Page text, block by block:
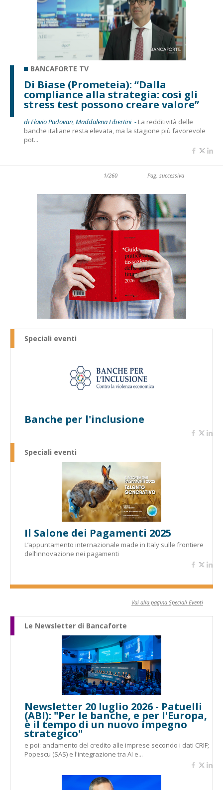
BANCAFORTE TV
Di Biase (Prometeia): “Dalla
compliance alla strategia: così gli
stress test possono creare valore”
di Flavio Padovan, Maddalena Libertini - La redditività delle
banche italiane resta elevata, ma la stagione più favorevole
pot...
1/260 Pag. successiva
Speciali eventi
Banche per l'inclusione
Speciali eventi
Il Salone dei Pagamenti 2025
L’appuntamento internazionale made in Italy sulle frontiere
dell’innovazione nei pagamenti
Vai alla pagina Speciali Eventi
Le Newsletter di Bancaforte
Newsletter 20 luglio 2026 - Patuelli
(ABI): "Per le banche, e per l'Europa,
è il tempo di un nuovo impegno
strategico"
e poi: andamento del credito alle imprese secondo i dati CRIF;
Popescu (SAS) e l'integrazione tra AI e...